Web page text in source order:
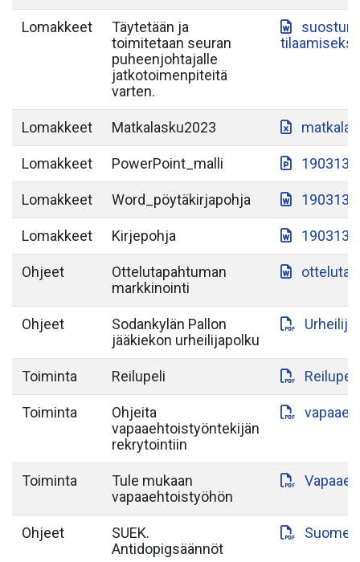
Lomakkeet
Täytetään ja
toimitetaan seuran
puheenjohtajalle
jatkotoimenpiteitä
varten.
Lomakkeet Matkalasku2023
Lomakkeet PowerPoint_malli 190313-
Lomakkeet Word_pöytäkirjapohja 190313-
Lomakkeet Kirjepohja 190313-
Ohjeet
Ottelutapahtuman
markkinointi
Ohjeet
Sodankylän Pallon
jääkiekon urheilijapolku
Toiminta Reilupeli
Toiminta
Ohjeita
vapaaehtoistyöntekijän
rekrytointiin
Toiminta
Tule mukaan
vapaaehtoistyöhön
Ohjeet
SUEK.
Antidopigsäännöt